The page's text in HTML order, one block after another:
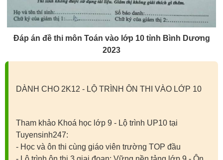
Đáp án đề thi môn Toán vào lớp 10 tỉnh Bình Dương
2023
DÀNH CHO 2K12 - LỘ TRÌNH ÔN THI VÀO LỚP 10
Tham khảo Khoá học lớp 9 - Lộ trình UP10 tại
Tuyensinh247:
- Học và ôn thi cùng giáo viên trường TOP đầu